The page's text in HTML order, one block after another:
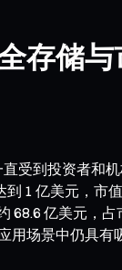
存储
受到投资者和
1 亿美元，
亿美元，
场景中仍具